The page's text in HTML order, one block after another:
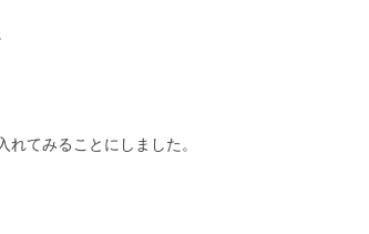
てみることにしました。